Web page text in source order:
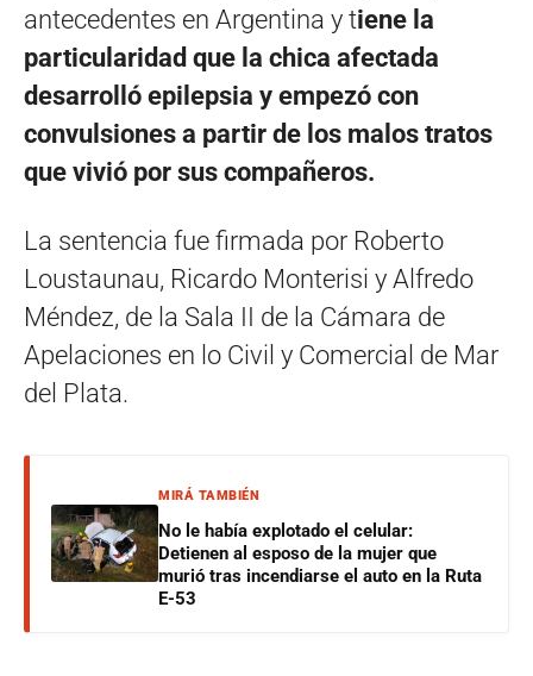
antecedentes en Argentina y tiene la
particularidad que la chica afectada
desarrolló epilepsia y empezó con
convulsiones a partir de los malos tratos
que vivió por sus compañeros.
La sentencia fue firmada por Roberto
Loustaunau, Ricardo Monterisi y Alfredo
Méndez, de la Sala II de la Cámara de
Apelaciones en lo Civil y Comercial de Mar
del Plata.
MIRÁ TAMBIÉN
No le había explotado el celular:
Detienen al esposo de la mujer que
murió tras incendiarse el auto en la Ruta
E-53